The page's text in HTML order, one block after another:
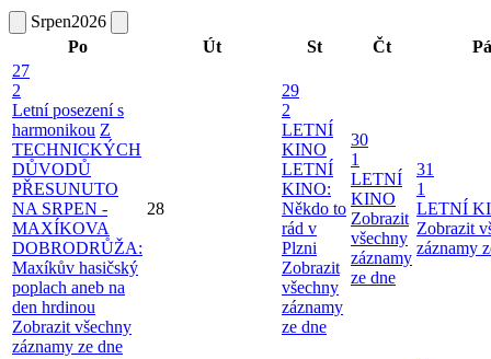
Srpen2026
Po
Út St Čt
Pá
27
2
Letní posezení s
harmonikou Z
TECHNICKÝCH
DŮVODŮ
PŘESUNUTO
NA SRPEN -
MAXÍKOVA
DOBRODRŮŽA:
Maxíkův hasičský
poplach aneb na
den hrdinou
Zobrazit všechny
záznamy ze dne
28
29
2
LETNÍ
KINO
LETNÍ
KINO:
Někdo to
rád v
Plzni
Zobrazit
všechny
záznamy
ze dne
30
1
LETNÍ
KINO
Zobrazit
všechny
záznamy
ze dne
31
1
LETNÍ
Zobrazit
záznamy